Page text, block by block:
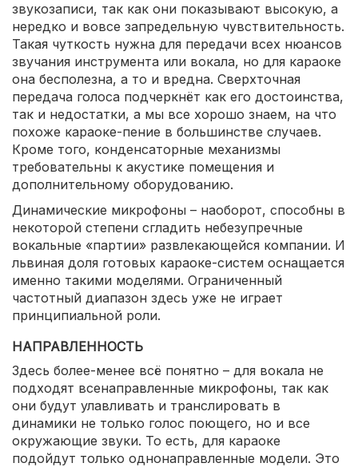
звукозаписи, так как они показывают высокую, а
нередко и вовсе запредельную чувствительность.
Такая чуткость нужна для передачи всех нюансов
звучания инструмента или вокала, но для караоке
она бесполезна, а то и вредна. Сверхточная
передача голоса подчеркнёт как его достоинства,
так и недостатки, а мы все хорошо знаем, на что
похоже караоке-пение в большинстве случаев.
Кроме того, конденсаторные механизмы
требовательны к акустике помещения и
дополнительному оборудованию.
Динамические микрофоны – наоборот, способны в
некоторой степени сгладить небезупречные
вокальные «партии» развлекающейся компании. И
львиная доля готовых караоке-систем оснащается
именно такими моделями. Ограниченный
частотный диапазон здесь уже не играет
принципиальной роли.
НАПРАВЛЕННОСТЬ
Здесь более-менее всё понятно – для вокала не
подходят всенаправленные микрофоны, так как
они будут улавливать и транслировать в
динамики не только голос поющего, но и все
окружающие звуки. То есть, для караоке
подойдут только однонаправленные модели. Это